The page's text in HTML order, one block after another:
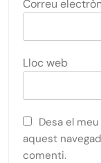
Correu
Lloc web
Desa el
aquest
comenti.